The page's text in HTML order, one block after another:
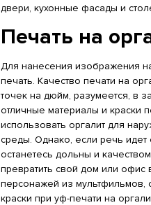
двери, кухонные фасады и
Печать на
Для нанесения изображения
печать. Качество печати на
точек на дюйм, разумеется, в
отличные материалы и краски
использовать оргалит для
среды. Однако, если речь идет
останетесь дольны и
превратить свой дом или
персонажей из мультфильмов,
краски при уф-печати на